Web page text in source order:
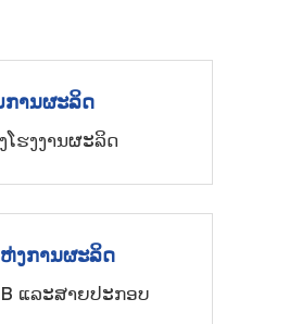
ການຜະລິດ
ຮງງານຜະລິດ
ງການຜະລິດ
ແລະສາຍປະກອບ